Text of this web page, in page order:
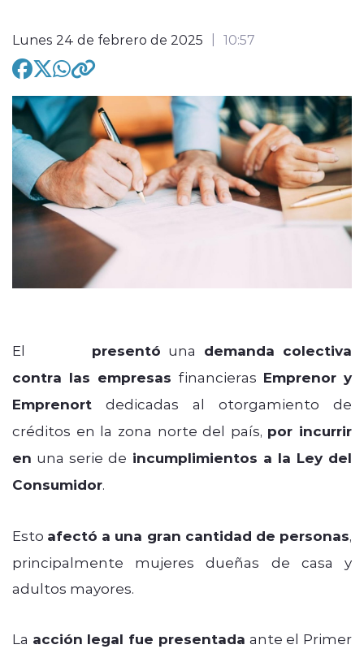
Lunes 24 de febrero de 2025 10:57
El presentó una demanda colectiva
contra las empresas financieras Emprenor y
Emprenort dedicadas al otorgamiento de
créditos en la zona norte del país, por incurrir
en una serie de incumplimientos a la Ley del
Consumidor.
Esto afectó a una gran cantidad de personas,
principalmente mujeres dueñas de casa y
adultos mayores.
La acción legal fue presentada ante el Primer